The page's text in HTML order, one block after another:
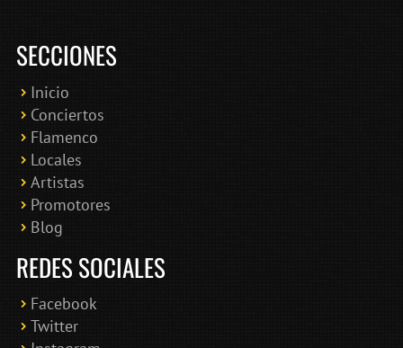
SECCIONES
Inicio
Conciertos
Flamenco
Locales
Artistas
Promotores
Blog
REDES SOCIALES
Facebook
Twitter